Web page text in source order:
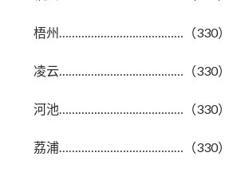
梧州…………………………………（330）
凌云…………………………………（330）
河池…………………………………（330）
荔浦…………………………………（330）